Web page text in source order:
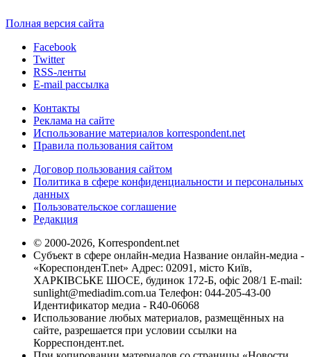
Полная версия сайта
Facebook
Twitter
RSS-ленты
E-mail рассылка
Контакты
Реклама на сайте
Использование материалов korrespondent.net
Правила пользования сайтом
Договор пользования сайтом
Политика в сфере конфиденциальности и персональных
данных
Пользовательское соглашение
Редакция
© 2000-2026, Korrespondent.net
Субъект в сфере онлайн-медиа Название онлайн-медиа -
«КореспонденТ.net» Адрес: 02091, місто Київ,
ХАРКІВСЬКЕ ШОСЕ, будинок 172-Б, офіс 208/1 E-mail:
sunlight@mediadim.com.ua Телефон: 044-205-43-00
Идентификатор медиа - R40-06068
Использование любых материалов, размещённых на
сайте, разрешается при условии ссылки на
Корреспондент.net.